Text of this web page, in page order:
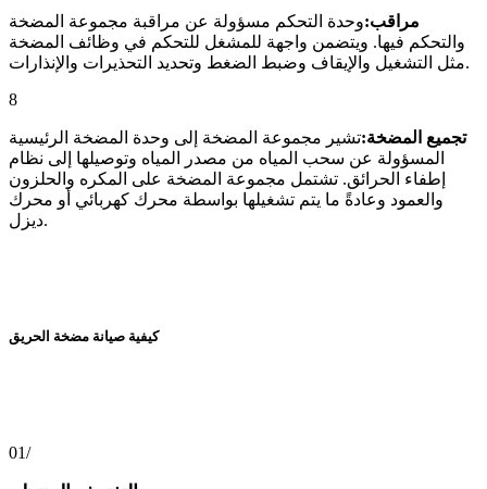
مراقب:وحدة التحكم مسؤولة عن مراقبة مجموعة المضخة
والتحكم فيها. ويتضمن واجهة للمشغل للتحكم في وظائف المضخة
مثل التشغيل والإيقاف وضبط الضغط وتحديد التحذيرات والإنذارات.
8
تجميع المضخة:تشير مجموعة المضخة إلى وحدة المضخة الرئيسية
المسؤولة عن سحب المياه من مصدر المياه وتوصيلها إلى نظام
إطفاء الحرائق. تشتمل مجموعة المضخة على المكره والحلزون
والعمود وعادةً ما يتم تشغيلها بواسطة محرك كهربائي أو محرك
ديزل.
كيفية صيانة مضخة الحريق
01/